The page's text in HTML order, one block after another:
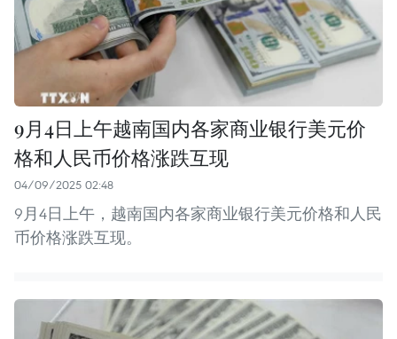
9月4日上午越南国内各家商业银行美元价
格和人民币价格涨跌互现
04/09/2025 02:48
9月4日上午，越南国内各家商业银行美元价格和人民
币价格涨跌互现。